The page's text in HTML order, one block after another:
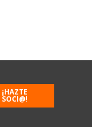
¡HAZTE
SOCI@!